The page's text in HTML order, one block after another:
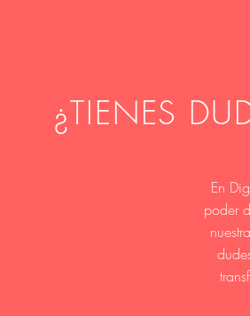
¿TIENES
En
poder